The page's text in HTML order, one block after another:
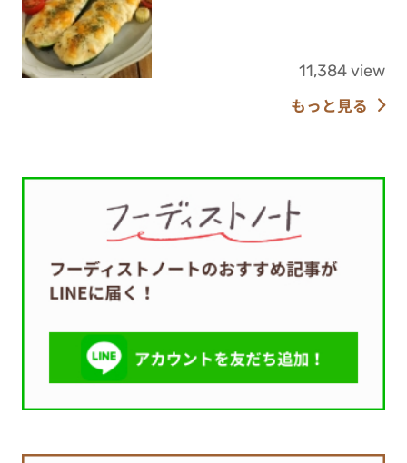
11,384 view
もっと見る